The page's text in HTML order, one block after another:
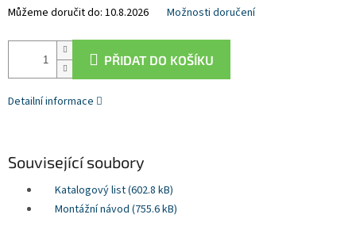
Můžeme doručit do: 10.8.2026 Možnosti doručení
PŘIDAT DO KOŠÍKU
Detailní informace
Související soubory
Katalogový list (602.8 kB)
Montážní návod (755.6 kB)